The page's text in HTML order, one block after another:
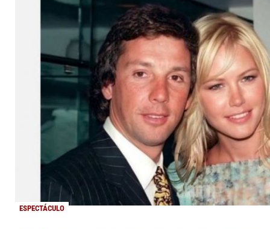
ESPECTÁCULO